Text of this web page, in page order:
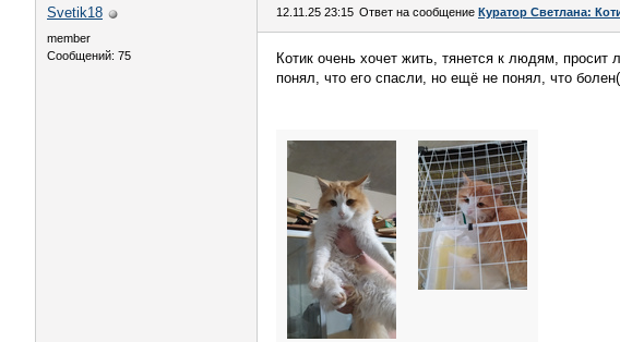
Svetik18
member
Сообщений: 75
12.11.25 23:15 Ответ на сообщение Куратор Светлана:
Котик очень хочет жить, тянется к людям, просит
понял, что его спасли, но ещё не понял, что